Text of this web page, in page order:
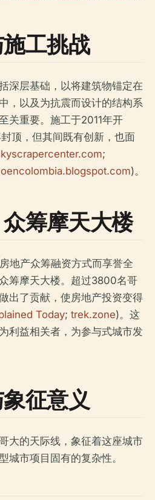
工挑战
深层基础，以将建筑物锚定在
，以及为抗震而设计的结构系
重要。施工于2011年开
顶，但其间既有创新，也面
;
)。
筹摩天大楼
地产众筹融资方式而享誉全
筹摩天大楼。超过3800名哥
出了贡献，使房地产投资变得
Today; trek.zone)。这
利益相关者，为参与式城市发
征意义
大的天际线，象征着这座城市
城市项目固有的复杂性。